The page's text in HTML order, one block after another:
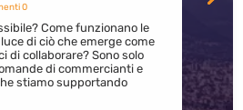
0
Come funzionano le
di ciò che emerge come
di collaborare? Sono solo
di commercianti e
stiamo supportando